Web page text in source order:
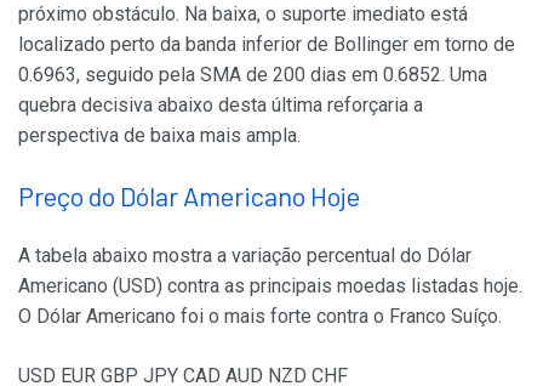
próximo obstáculo. Na baixa, o suporte imediato está
localizado perto da banda inferior de Bollinger em torno de
0.6963, seguido pela SMA de 200 dias em 0.6852. Uma
quebra decisiva abaixo desta última reforçaria a
perspectiva de baixa mais ampla.
Preço do Dólar Americano Hoje
A tabela abaixo mostra a variação percentual do Dólar
Americano (USD) contra as principais moedas listadas hoje.
O Dólar Americano foi o mais forte contra o Franco Suíço.
USD EUR GBP JPY CAD AUD NZD CHF